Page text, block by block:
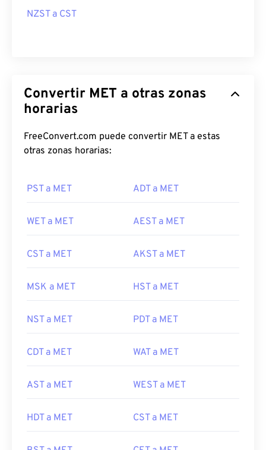
NZST a CST
Convertir MET a otras zonas
horarias
FreeConvert.com puede convertir MET a estas
otras zonas horarias:
PST a MET ADT a MET
WET a MET AEST a MET
CST a MET AKST a MET
MSK a MET HST a MET
NST a MET PDT a MET
CDT a MET WAT a MET
AST a MET WEST a MET
HDT a MET CST a MET